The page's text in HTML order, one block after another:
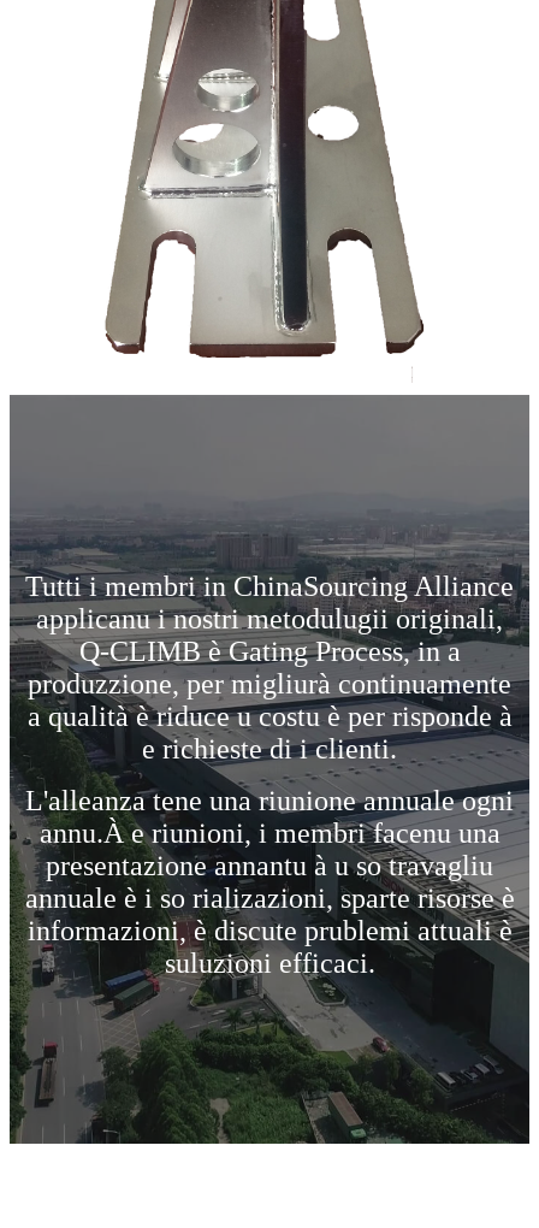
Tutti i membri in ChinaSourcing Alliance
applicanu i nostri metodulugii originali,
Q-CLIMB è Gating Process, in a
produzzione, per migliurà continuamente
a qualità è riduce u costu è per risponde à
e richieste di i clienti.
L'alleanza tene una riunione annuale ogni
annu.À e riunioni, i membri facenu una
presentazione annantu à u so travagliu
annuale è i so rializazioni, sparte risorse è
informazioni, è discute prublemi attuali è
suluzioni efficaci.